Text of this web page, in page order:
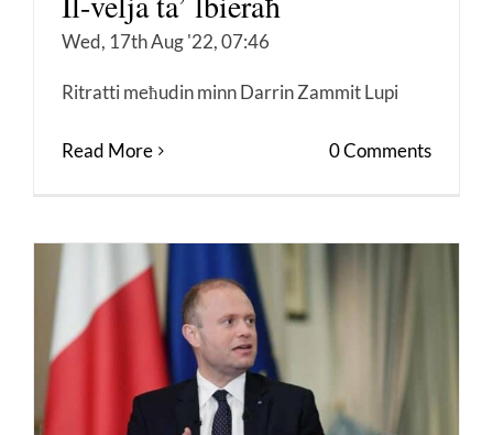
Wed, 17th Aug '22, 07:46
Ritratti meħudin minn Darrin Zammit Lupi
Read More 0 Comments